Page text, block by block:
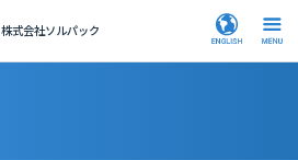
株式会社ソルパック